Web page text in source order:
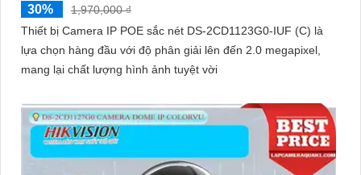
30%
1,970,000 ₫
Thiết bị Camera IP POE sắc nét DS-2CD1123G0-IUF (C) là
lựa chọn hàng đầu với độ phân giải lên đến 2.0 megapixel,
mang lại chất lượng hình ảnh tuyệt vời